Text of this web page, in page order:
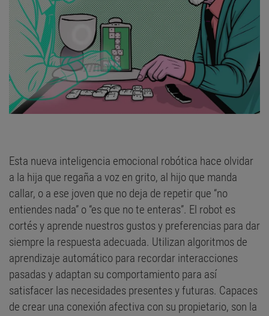
Esta nueva inteligencia emocional robótica hace olvidar
a la hija que regaña a voz en grito, al hijo que manda
callar, o a ese joven que no deja de repetir que “no
entiendes nada” o “es que no te enteras”. El robot es
cortés y aprende nuestros gustos y preferencias para dar
siempre la respuesta adecuada. Utilizan algoritmos de
aprendizaje automático para recordar interacciones
pasadas y adaptan su comportamiento para así
satisfacer las necesidades presentes y futuras. Capaces
de crear una conexión afectiva con su propietario, son la